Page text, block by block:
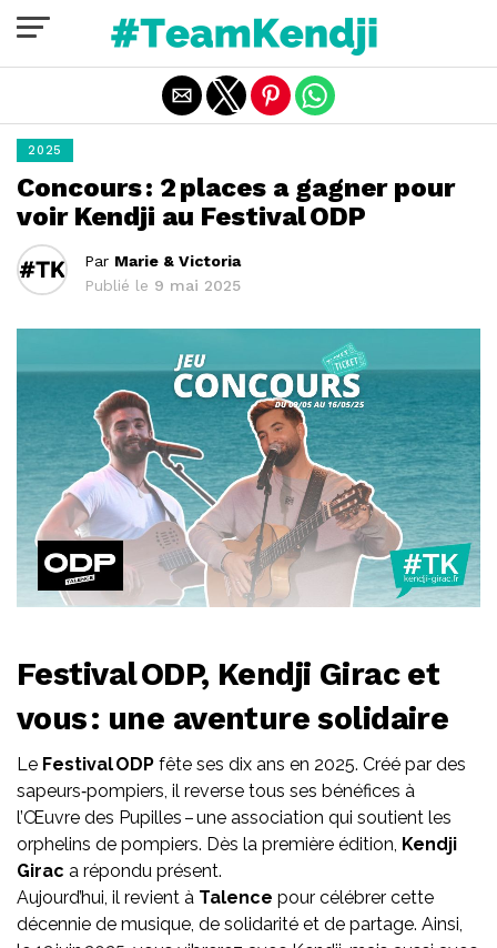
2025
Concours : 2 places a gagner pour
voir Kendji au Festival ODP
Par Marie & Victoria
Publié le 9 mai 2025
Festival ODP, Kendji Girac et
vous : une aventure solidaire
Le Festival ODP fête ses dix ans en 2025. Créé par des
sapeurs‑pompiers, il reverse tous ses bénéfices à
l’Œuvre des Pupilles – une association qui soutient les
orphelins de pompiers. Dès la première édition, Kendji
Girac a répondu présent.
Aujourd’hui, il revient à Talence pour célébrer cette
décennie de musique, de solidarité et de partage. Ainsi,
Quitter la version mobile